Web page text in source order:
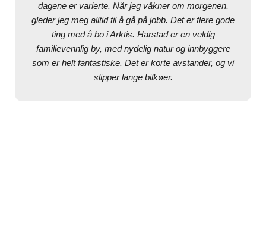
dagene er varierte. Når jeg våkner om morgenen,
gleder jeg meg alltid til å gå på jobb. Det er flere gode
ting med å bo i Arktis. Harstad er en veldig
familievennlig by, med nydelig natur og innbyggere
som er helt fantastiske. Det er korte avstander, og vi
slipper lange bilkøer.